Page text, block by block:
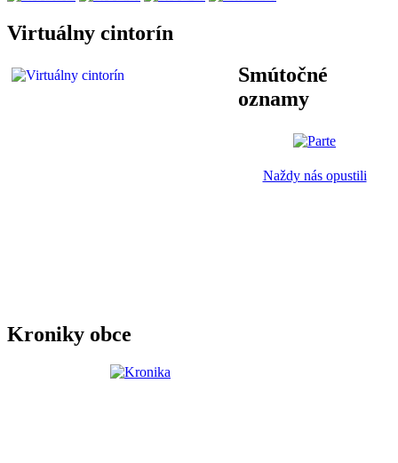
Virtuálny cintorín
Smútočné
oznamy
Naždy nás opustili
Kroniky obce